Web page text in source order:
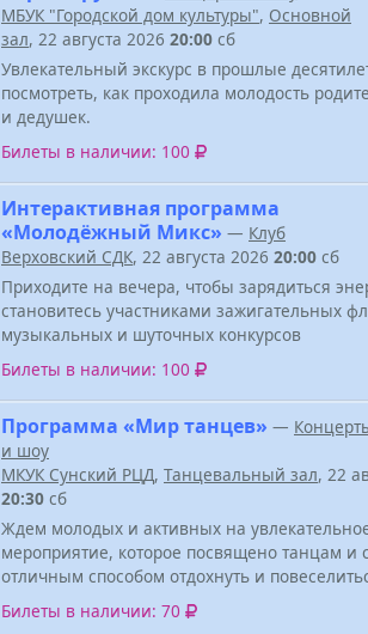
МБУК "Городской дом культуры", Основной
зал, 22 августа 2026 20:00 сб
Увлекательный экскурс в прошлые
посмотреть, как проходила молодость
и дедушек.
Билеты в наличии: 100
Интерактивная программа
«Молодёжный Микс» — Клуб
Верховский СДК, 22 августа 2026 20:00 сб
Приходите на вечера, чтобы зарядиться
становитесь участниками зажигательных
музыкальных и шуточных конкурсов
Билеты в наличии: 100
Программа «Мир танцев» —
и шоу
МКУК Сунский РЦД, Танцевальный зал, 22
20:30 сб
Ждем молодых и активных на
мероприятие, которое посвящено танцам и
отличным способом отдохнуть и
Билеты в наличии: 70